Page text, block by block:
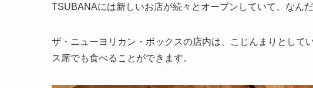
TSUBANAには新しいお店が続々とオープンしていて、なん
ザ・ニューヨリカン・ボックスの店内は、こじんまりとして
ス席でも食べることができます。